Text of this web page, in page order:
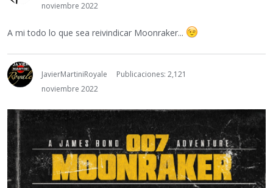
noviembre 2022
A mi todo lo que sea reivindicar Moonraker...
JavierMartiniRoyale
Publicaciones: 2,121
noviembre 2022